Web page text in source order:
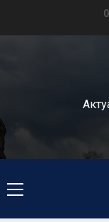
Головне
меню